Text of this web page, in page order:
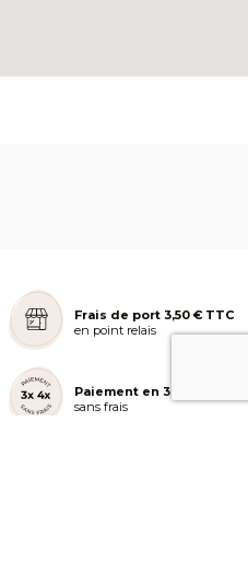
Frais de port 3,50 € TTC
en point relais
Paiement en 3 ou 4x
sans frais